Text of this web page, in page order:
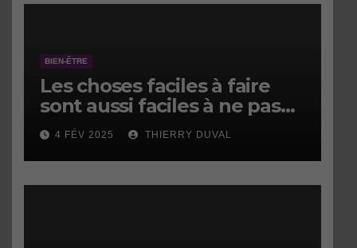
BIEN-ÊTRE
Les choses faciles à faire
sont aussi faciles à ne pas
faire.
4 FÉV 2025 THIERRY DUVAL